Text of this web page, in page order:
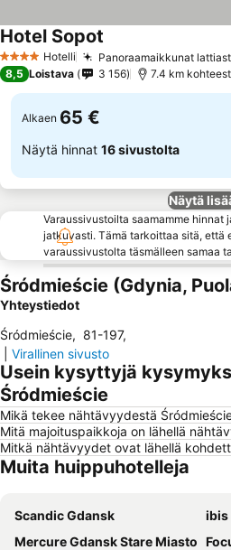
4 Tähtiluokitus
Hotelli Panoraamaikkunat
Hotel Sopot
8,5 Loistava 3 156 7.4 km
Alkaen 65 €
Näytä hinnat 16 sivustolta
Näytä
Varaussivustoilta saamamme hinnat
jatkuvasti. Tämä tarkoittaa sitä, että
varaussivustolta täsmälleen samaa
Śródmieście (Gdynia,
Yhteystiedot
Śródmieście, 81-197,
Virallinen sivusto
Usein kysyttyjä
Śródmieście
Mikä tekee nähtävyydestä
Mitä majoituspaikkoja on lähellä
Mitkä nähtävyydet ovat lähellä
Muita huippuhotelleja
Scandic Gdansk
ibis
Mercure Gdansk Stare Miasto